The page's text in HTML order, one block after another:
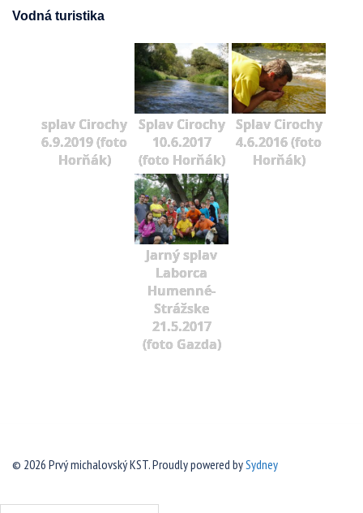
Vodná turistika
splav Cirochy
6.9.2019 (foto
Horňák)
Splav Cirochy
10.6.2017
(foto Horňák)
Splav Cirochy
4.6.2016 (foto
Horňák)
Jarný splav
Laborca
Humenné-
Strážske
21.5.2017
(foto Gazda)
© 2026 Prvý michalovský KST. Proudly powered bySydney